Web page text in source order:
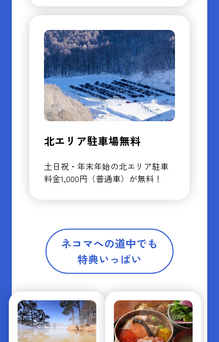
北エリア駐車場無料
土日祝・年末年始の北エリア駐車
料金1,000円（普通車）が無料！
ネコマへの道中でも
特典いっぱい